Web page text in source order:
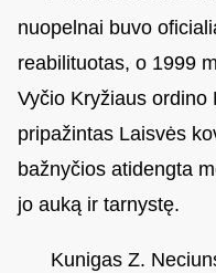
nuopelnai buvo
reabilituotas, o 1999
Vyčio Kryžiaus ordino
pripažintas Laisvės
bažnyčios atidengta
jo auką ir tarnystę.
Kunigas Z.